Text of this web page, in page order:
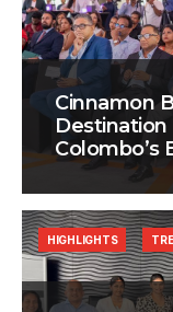
Cinnamon
Destination
Colombo’s
HIGHLIGHTS